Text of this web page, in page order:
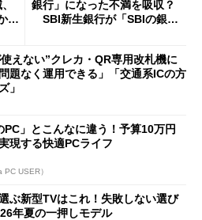
解
銀行」になった不満を吸収？
SBI新生銀行が「SBIの銀
開催
えない”クレカ・QR専用改札機に
題なく運用できる」「交通系ICの方
」
PC」とこんなに違う！予算10万円
現する快適PCライフ
PC USER）
ぶ新型TVはこれ！失敗しない選び
年夏の一押しモデル